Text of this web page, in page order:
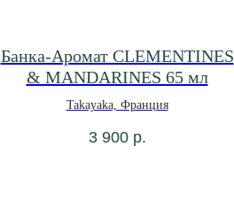
Банка-Аромат CLEMENTINES
& MANDARINES 65 мл
Takayaka, Франция
3 900 р.